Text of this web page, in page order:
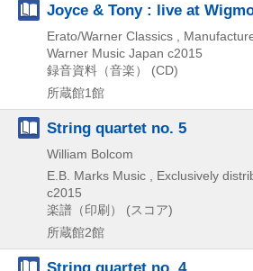
Joyce & Tony : live at
Erato/Warner Classics ,
Warner Music Japan c2015
録音資料（音楽） (CD)
所蔵館1館
String quartet no. 5
William Bolcom
E.B. Marks Music , Exclusively
c2015
楽譜（印刷） (スコア)
所蔵館2館